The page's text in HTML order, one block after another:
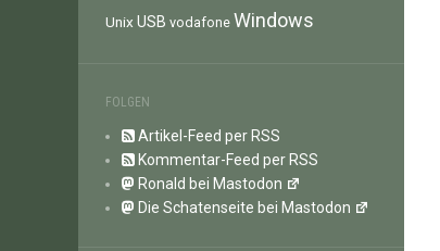
Unix USB vodafone Windows
FOLGEN
Artikel-Feed per RSS
Kommentar-Feed per RSS
Ronald bei Mastodon
Die Schatenseite bei Mastodon